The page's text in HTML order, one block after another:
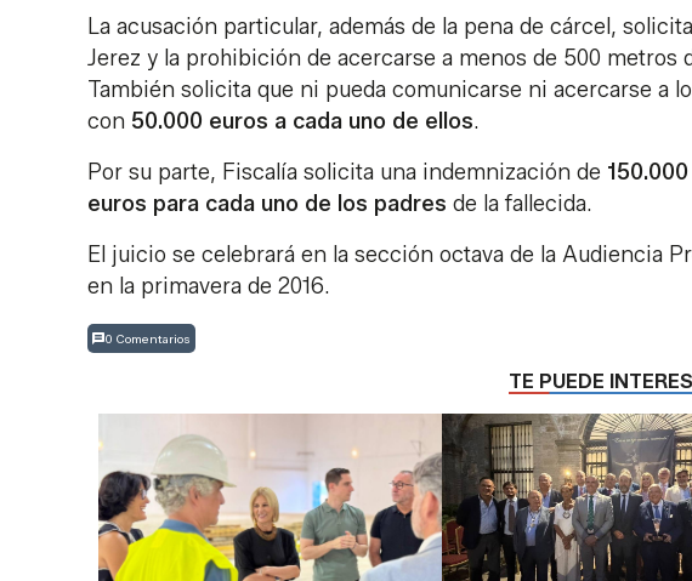
La acusación particular, además de la pena de cárcel,
Jerez y la prohibición de acercarse a menos de 500 metros
También solicita que ni pueda comunicarse ni acercarse a
con 50.000 euros a cada uno de ellos.
Por su parte, Fiscalía solicita una indemnización de
euros para cada uno de los padres de la fallecida.
El juicio se celebrará en la sección octava de la Audiencia
en la primavera de 2016.
0 Comentarios
TE PUEDE